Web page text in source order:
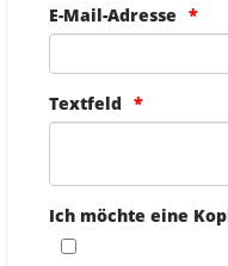
E-Mail-Adresse
Textfeld
Ich möchte eine